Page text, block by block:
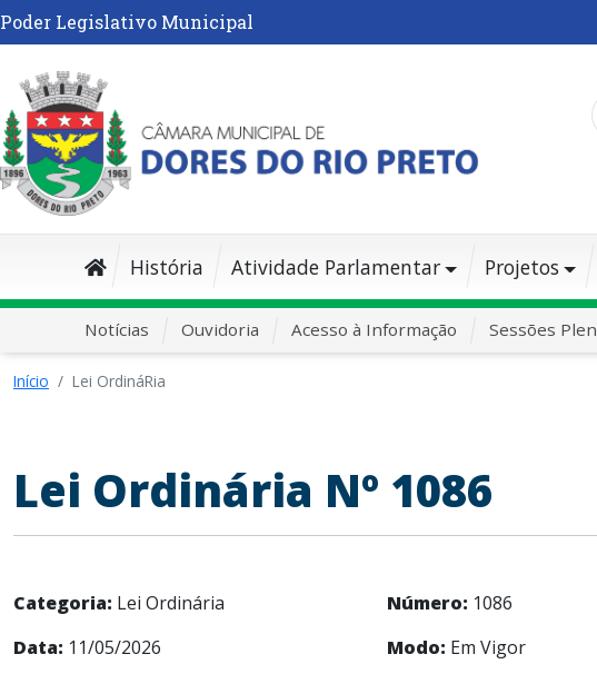
Poder Legislativo Municipal
História Atividade Parlamentar Projetos
Notícias Ouvidoria Acesso à Informação Sessões
Início Lei OrdináRia
Lei Ordinária Nº 1086
Categoria: Lei Ordinária Número: 1086
Data: 11/05/2026 Modo: Em Vigor